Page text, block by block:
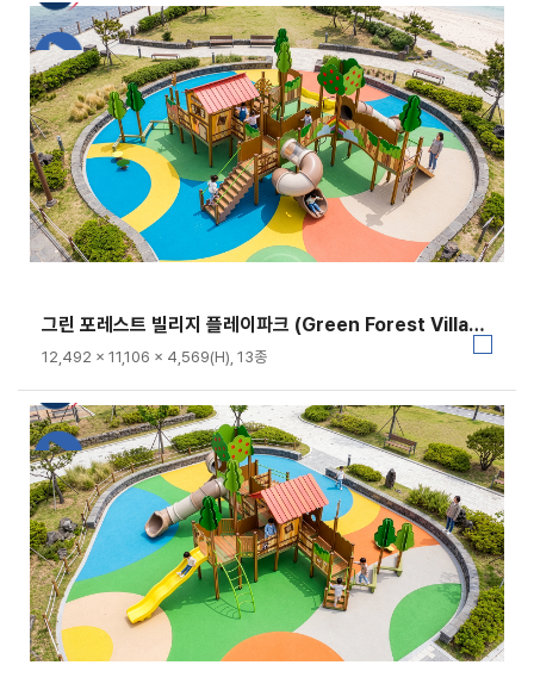
그린 포레스트 빌리지 플레이파크 (Green Forest Village Play Park)｜GGPG-003-1
12,492 × 11,106 × 4,569(H), 13종